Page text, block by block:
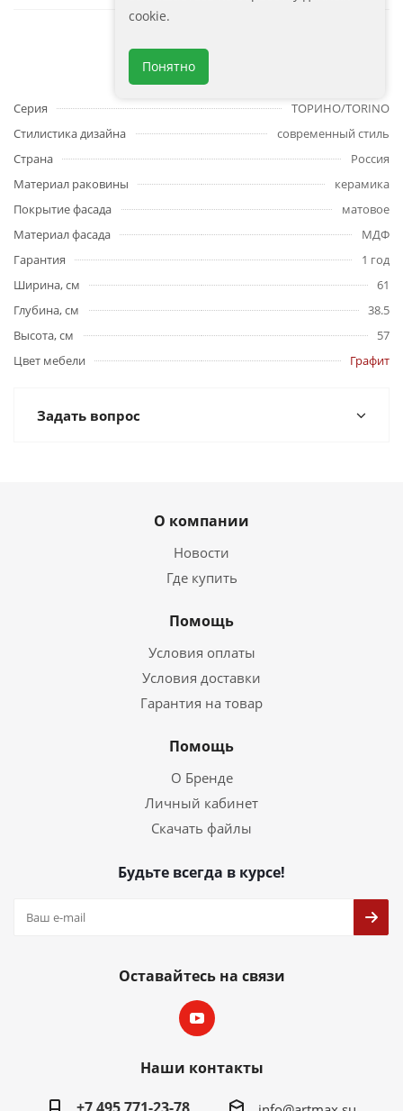
Характеристики
Серия
ТОРИНО/TORINO
Стилистика дизайна
современный стиль
Страна
Россия
Материал раковины
керамика
Покрытие фасада
матовое
Материал фасада
МДФ
Гарантия
1 год
Ширина, см
61
Глубина, см
38.5
Высота, см
57
Цвет мебели
Графит
Задать вопрос
О компании
Новости
Где купить
Помощь
Условия оплаты
Условия доставки
Гарантия на товар
Помощь
О Бренде
Личный кабинет
Скачать файлы
Будьте всегда в курсе!
Оставайтесь на связи
Наши контакты
cookie.
Понятно